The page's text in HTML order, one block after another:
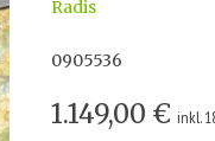
Radis
0905536
1.149,00 € inkl.